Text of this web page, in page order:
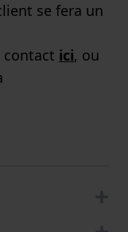
se fera un
contact ici, ou